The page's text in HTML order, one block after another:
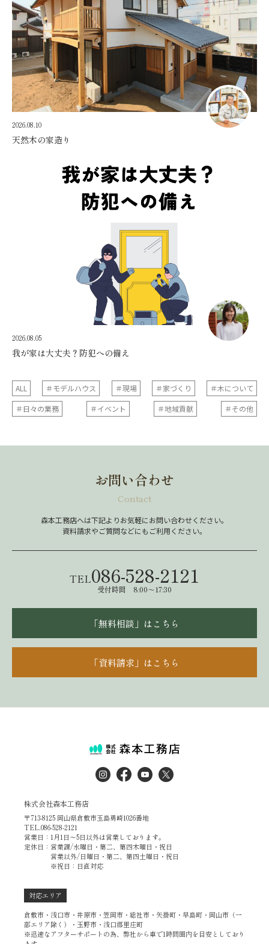
2026.08.10
天然木の家造り
2026.08.05
我が家は大丈夫？防犯への備え
ALL ＃モデルハウス ＃現場 ＃家づくり
＃木について
＃日々の業務
＃イベント ＃地域貢献 ＃その他
お問い合わせ
Contact
森本工務店へは下記よりお気軽にお問い合わせください。
資料請求やご質問などにもご利用ください。
TEL086-528-2121
受付時間 8:00～17:30
「無料相談」はこちら
「資料請求」はこちら
株式会社森本工務店
〒713-8125 岡山県倉敷市玉島勇崎1026番地
TEL.086-528-2121
営業日：1月1日～5日以外は営業しております。
定休日：営業課/水曜日・第二、第四木曜日・祝日
営業以外/日曜日・第二、第四土曜日・祝日
※祝日：日直対応
対応エリア
倉敷市・浅口市・井原市・笠岡市・総社市・矢掛町・早島町・岡山市（一
部エリア除く）・玉野市・浅口郡里庄町
※迅速なアフターサポートの為、弊社から車で1時間圏内を目安としており